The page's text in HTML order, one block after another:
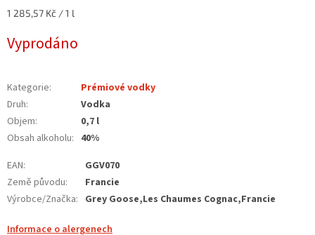
Měrná
1 285,57 Kč / 1 l
Vyprodáno
Kategorie:
Prémiové vodky
Druh:
Vodka
Objem:
0,7 l
Obsah alkoholu: 40%
EAN:
GGV070
Země původu:
Francie
Výrobce/Značka: Grey Goose,Les Chaumes Cognac,Francie
Informace o alergenech